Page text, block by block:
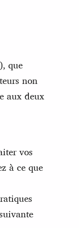
que
non
aux deux
vos
à ce que